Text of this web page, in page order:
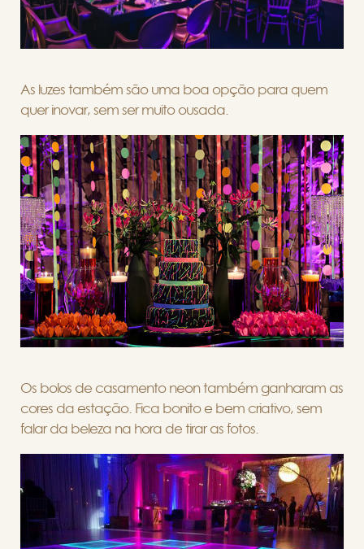
As luzes também são uma boa opção para quem
quer inovar, sem ser muito ousada.
Os bolos de casamento neon também ganharam as
cores da estação. Fica bonito e bem criativo, sem
falar da beleza na hora de tirar as fotos.